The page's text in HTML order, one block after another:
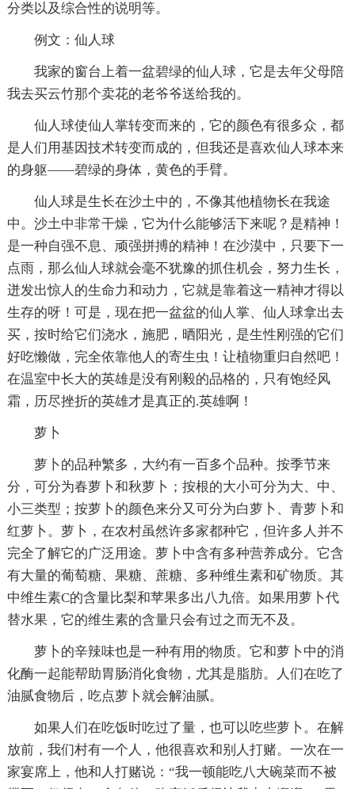
分类以及综合性的说明等。
例文：仙人球
我家的窗台上着一盆碧绿的仙人球，它是去年父母陪
我去买云竹那个卖花的老爷爷送给我的。
仙人球使仙人掌转变而来的，它的颜色有很多众，都
是人们用基因技术转变而成的，但我还是喜欢仙人球本来
的身躯——碧绿的身体，黄色的手臂。
仙人球是生长在沙土中的，不像其他植物长在我途
中。沙土中非常干燥，它为什么能够活下来呢？是精神！
是一种自强不息、顽强拼搏的精神！在沙漠中，只要下一
点雨，那么仙人球就会毫不犹豫的抓住机会，努力生长，
迸发出惊人的生命力和动力，它就是靠着这一精神才得以
生存的呀！可是，现在把一盆盆的仙人掌、仙人球拿出去
买，按时给它们浇水，施肥，晒阳光，是生性刚强的它们
好吃懒做，完全依靠他人的寄生虫！让植物重归自然吧！
在温室中长大的英雄是没有刚毅的品格的，只有饱经风
霜，历尽挫折的英雄才是真正的.英雄啊！
萝卜
萝卜的品种繁多，大约有一百多个品种。按季节来
分，可分为春萝卜和秋萝卜；按根的大小可分为大、中、
小三类型；按萝卜的颜色来分又可分为白萝卜、青萝卜和
红萝卜。萝卜，在农村虽然许多家都种它，但许多人并不
完全了解它的广泛用途。萝卜中含有多种营养成分。它含
有大量的葡萄糖、果糖、蔗糖、多种维生素和矿物质。其
中维生素C的含量比梨和苹果多出八九倍。如果用萝卜代
替水果，它的维生素的含量只会有过之而无不及。
萝卜的辛辣味也是一种有用的物质。它和萝卜中的消
化酶一起能帮助胃肠消化食物，尤其是脂肪。人们在吃了
油腻食物后，吃点萝卜就会解油腻。
如果人们在吃饭时吃过了量，也可以吃些萝卜。在解
放前，我们村有一个人，他很喜欢和别人打赌。一次在一
家宴席上，他和人打赌说：“我一顿能吃八大碗菜而不被